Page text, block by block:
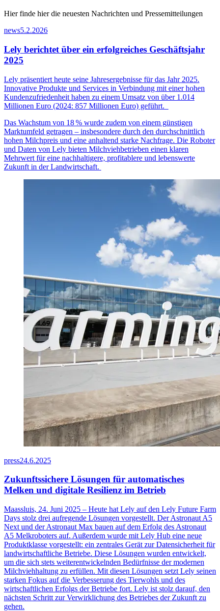
Hier finde hier die neuesten Nachrichten und Pressemitteilungen
news5.2.2026
Lely berichtet über ein erfolgreiches Geschäftsjahr
2025
Lely präsentiert heute seine Jahresergebnisse für das Jahr 2025.
Innovative Produkte und Services in Verbindung mit einer hohen
Kundenzufriedenheit haben zu einem Umsatz von über 1.014
Millionen Euro (2024: 857 Millionen Euro) geführt.
Das Wachstum von 18% wurde zudem von einem günstigen
Marktumfeld getragen – insbesondere durch den durchschnittlich
hohen Milchpreis und eine anhaltend starke Nachfrage. Die Roboter
und Daten von Lely bieten Milchviehbetrieben einen klaren
Mehrwert für eine nachhaltigere, profitablere und lebenswerte
Zukunft in der Landwirtschaft.
press24.6.2025
Zukunftssichere Lösungen für automatisches
Melken und digitale Resilienz im Betrieb
Maassluis, 24. Juni 2025 – Heute hat Lely auf den Lely Future Farm
Days stolz drei aufregende Lösungen vorgestellt. Der Astronaut A5
Next und der Astronaut Max bauen auf dem Erfolg des Astronaut
A5 Melkroboters auf. Außerdem wurde mit Lely Hub eine neue
Produktklasse vorgestellt: ein zentrales Gerät zur Datensicherheit für
landwirtschaftliche Betriebe. Diese Lösungen wurden entwickelt,
um die sich stets weiterentwickelnden Bedürfnisse der modernen
Milchviehhaltung zu erfüllen. Mit diesen Lösungen setzt Lely seinen
starken Fokus auf die Verbesserung des Tierwohls und des
wirtschaftlichen Erfolgs der Betriebe fort. Lely ist stolz darauf, den
nächsten Schritt zur Verwirklichung des Betriebes der Zukunft zu
gehen.